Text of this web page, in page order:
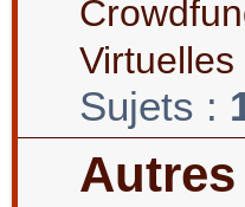
Virtuelles
Sujets :